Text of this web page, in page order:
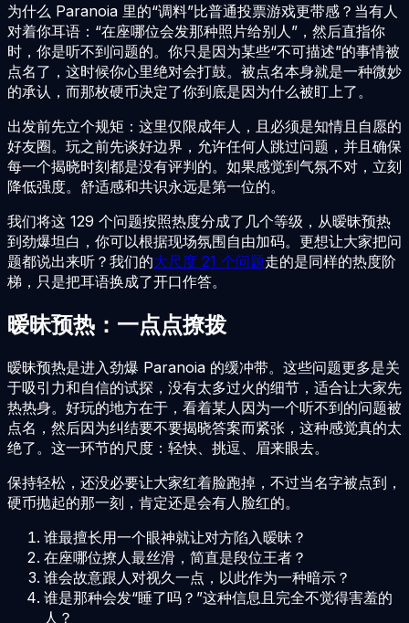
为什么 Paranoia 里的“调料”比普通投票游戏更带感？当有人
对着你耳语：“在座哪位会发那种照片给别人”，然后直指你
时，你是听不到问题的。你只是因为某些“不可描述”的事情被
点名了，这时候你心里绝对会打鼓。被点名本身就是一种微妙
的承认，而那枚硬币决定了你到底是因为什么被盯上了。
出发前先立个规矩：这里仅限成年人，且必须是知情且自愿的
好友圈。玩之前先谈好边界，允许任何人跳过问题，并且确保
每一个揭晓时刻都是没有评判的。如果感觉到气氛不对，立刻
降低强度。舒适感和共识永远是第一位的。
我们将这 129 个问题按照热度分成了几个等级，从暧昧预热
到劲爆坦白，你可以根据现场氛围自由加码。更想让大家把问
题都说出来听？我们的大尺度 21 个问题走的是同样的热度阶
梯，只是把耳语换成了开口作答。
暧昧预热：一点点撩拨
暧昧预热是进入劲爆 Paranoia 的缓冲带。这些问题更多是关
于吸引力和自信的试探，没有太多过火的细节，适合让大家先
热热身。好玩的地方在于，看着某人因为一个听不到的问题被
点名，然后因为纠结要不要揭晓答案而紧张，这种感觉真的太
绝了。这一环节的尺度：轻快、挑逗、眉来眼去。
保持轻松，还没必要让大家红着脸跑掉，不过当名字被点到，
硬币抛起的那一刻，肯定还是会有人脸红的。
谁最擅长用一个眼神就让对方陷入暧昧？
在座哪位撩人最丝滑，简直是段位王者？
谁会故意跟人对视久一点，以此作为一种暗示？
谁是那种会发“睡了吗？”这种信息且完全不觉得害羞的
人？